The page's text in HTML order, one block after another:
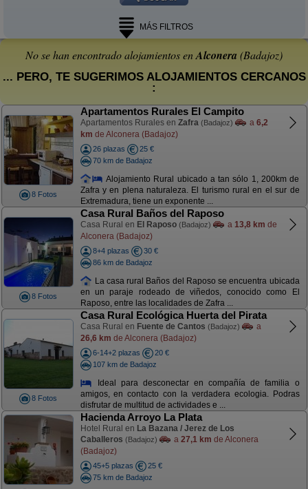
MÁS FILTROS
No se han encontrado alojamientos enAlconera (Badajoz)
... PERO, TE SUGERIMOS ALOJAMIENTOS CERCANOS
:
8 Fotos
Apartamentos Rurales El Campito
Apartamentos Rurales en Zafra (Badajoz) a 6,2
km de Alconera (Badajoz)
26 plazas
25 €
70 km de Badajoz
Alojamiento Rural ubicado a tan sólo 1, 200km de
Zafra y en plena naturaleza. El turismo rural en el sur de
Extremadura, tiene un exponente ...
8 Fotos
Casa Rural Baños del Raposo
Casa Rural en El Raposo (Badajoz) a 13,8 km de
Alconera (Badajoz)
8+4 plazas
30 €
86 km de Badajoz
La casa rural Baños del Raposo se encuentra ubicada
en un paraje rodeado de viñedos, conocido como El
Raposo, entre las localidades de Zafra ...
8 Fotos
Casa Rural Ecológica Huerta del Pirata
Casa Rural en Fuente de Cantos (Badajoz)
a
26,6 km de Alconera (Badajoz)
6-14+2 plazas
20 €
107 km de Badajoz
Ideal para desconectar en compañía de familia o
amigos, en contacto con la verdadera ecologia. Podras
disfrutar de multitud de actividades e ...
Hacienda Arroyo La Plata
Hotel Rural en La Bazana / Jerez de Los
Caballeros (Badajoz) a 27,1 km de Alconera
(Badajoz)
45+5 plazas
25 €
75 km de Badajoz